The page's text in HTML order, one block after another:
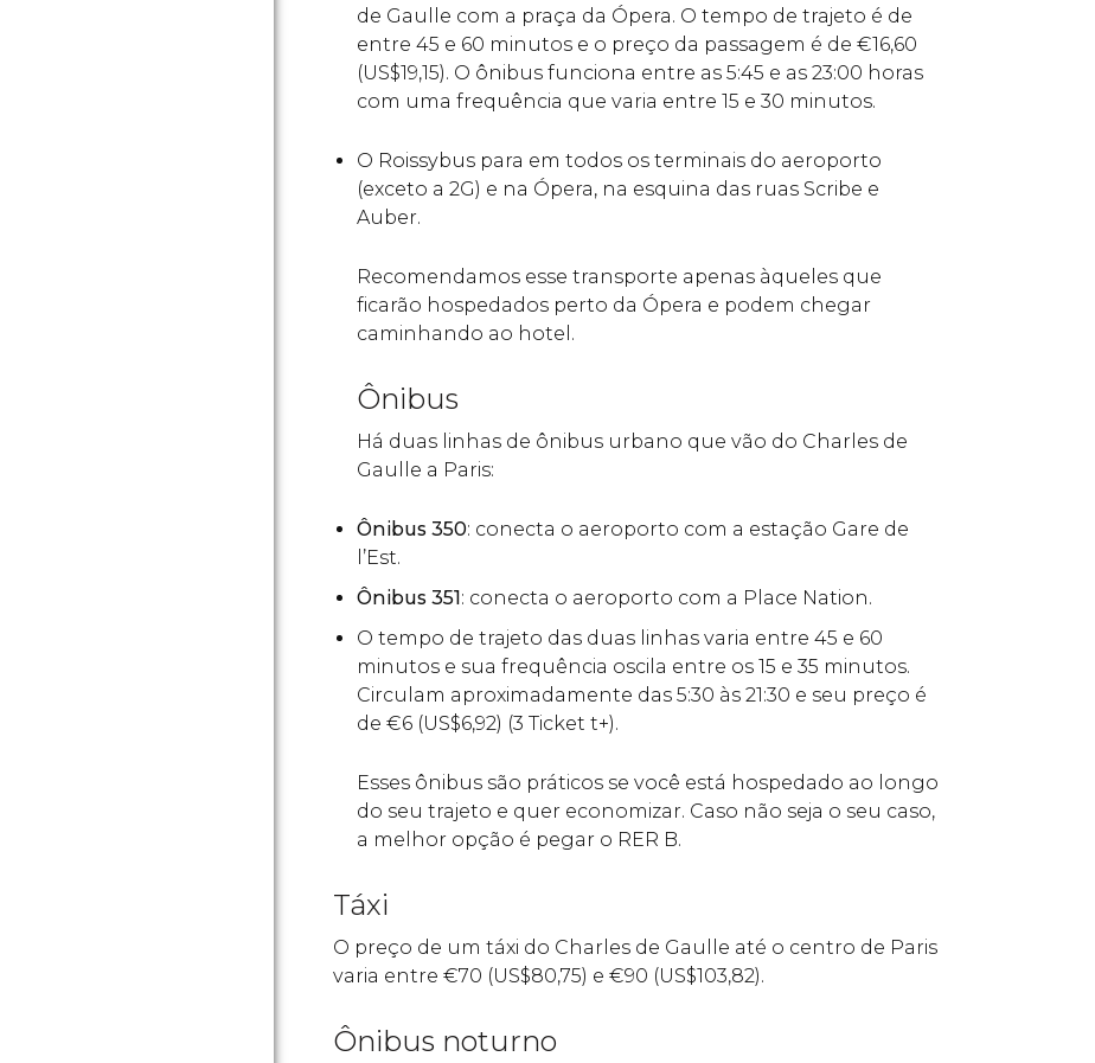
de Gaulle com a praça da Ópera. O tempo de trajeto é de
entre 45 e 60 minutos e o preço da passagem é de €16,60
(US$19,15). O ônibus funciona entre as 5:45 e as 23:00 horas
com uma frequência que varia entre 15 e 30 minutos.
O Roissybus para em todos os terminais do aeroporto
(exceto a 2G) e na Ópera, na esquina das ruas Scribe e
Auber.
Recomendamos esse transporte apenas àqueles que
ficarão hospedados perto da Ópera e podem chegar
caminhando ao hotel.
Ônibus
Há duas linhas de ônibus urbano que vão do Charles de
Gaulle a Paris:
Ônibus 350: conecta o aeroporto com a estação Gare de
l’Est.
Ônibus 351: conecta o aeroporto com a Place Nation.
O tempo de trajeto das duas linhas varia entre 45 e 60
minutos e sua frequência oscila entre os 15 e 35 minutos.
Circulam aproximadamente das 5:30 às 21:30 e seu preço é
de €6 (US$6,92)​ (3 Ticket t+).
Esses ônibus são práticos se você está hospedado ao longo
do seu trajeto e quer economizar. Caso não seja o seu caso,
a melhor opção é pegar o RER B.
Táxi
O preço de um táxi do Charles de Gaulle até o centro de Paris
varia entre €70 (US$80,75) e €90 (US$103,82).
Ônibus noturno